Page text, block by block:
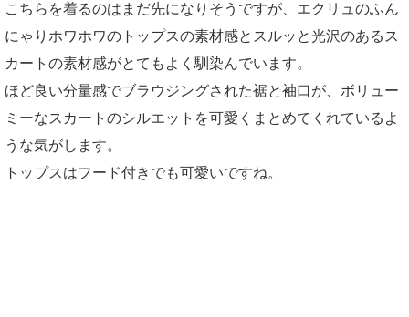
こちらを着るのはまだ先になりそうですが、エクリュのふん
にゃりホワホワのトップスの素材感とスルッと光沢のあるス
カートの素材感がとてもよく馴染んでいます。
ほど良い分量感でブラウジングされた裾と袖口が、ボリュー
ミーなスカートのシルエットを可愛くまとめてくれているよ
うな気がします。
トップスはフード付きでも可愛いですね。